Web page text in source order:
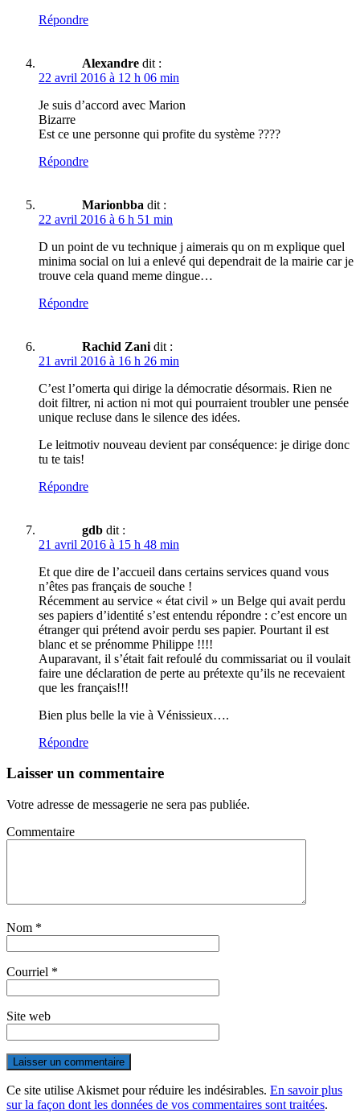
Répondre
Alexandre dit :
22 avril 2016 à 12 h 06 min
Je suis d’accord avec Marion
Bizarre
Est ce une personne qui profite du système ????
Répondre
Marionbba dit :
22 avril 2016 à 6 h 51 min
D un point de vu technique j aimerais qu on m explique quel
minima social on lui a enlevé qui dependrait de la mairie car je
trouve cela quand meme dingue…
Répondre
Rachid Zani dit :
21 avril 2016 à 16 h 26 min
C’est l’omerta qui dirige la démocratie désormais. Rien ne
doit filtrer, ni action ni mot qui pourraient troubler une pensée
unique recluse dans le silence des idées.
Le leitmotiv nouveau devient par conséquence: je dirige donc
tu te tais!
Répondre
gdb dit :
21 avril 2016 à 15 h 48 min
Et que dire de l’accueil dans certains services quand vous
n’êtes pas français de souche !
Récemment au service « état civil » un Belge qui avait perdu
ses papiers d’identité s’est entendu répondre : c’est encore un
étranger qui prétend avoir perdu ses papier. Pourtant il est
blanc et se prénomme Philippe !!!!
Auparavant, il s’était fait refoulé du commissariat ou il voulait
faire une déclaration de perte au prétexte qu’ils ne recevaient
que les français!!!
Bien plus belle la vie à Vénissieux….
Répondre
Laisser un commentaire
Votre adresse de messagerie ne sera pas publiée.
Commentaire
Nom *
Courriel *
Site web
Ce site utilise Akismet pour réduire les indésirables. En savoir plus
sur la façon dont les données de vos commentaires sont traitées.